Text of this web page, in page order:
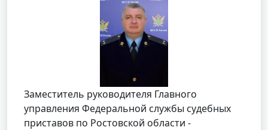
Заместитель руководителя Главного
управления Федеральной службы судебных
приставов по Ростовской области -